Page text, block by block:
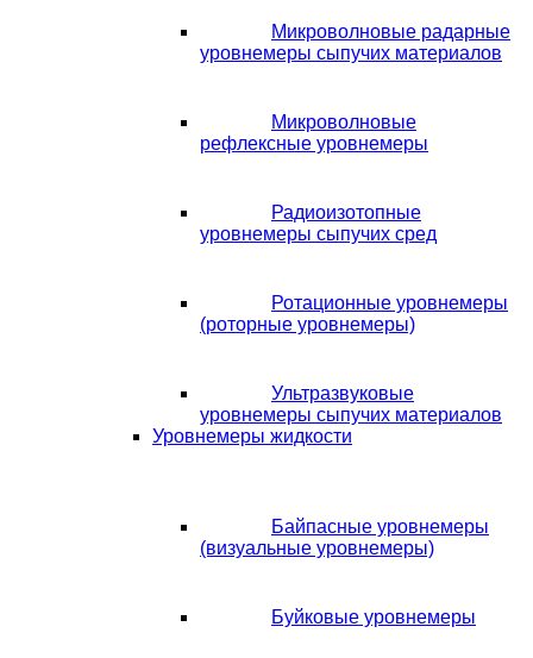
Микроволновые радарные
уровнемеры сыпучих материалов
Микроволновые
рефлексные уровнемеры
Радиоизотопные
уровнемеры сыпучих сред
Ротационные уровнемеры
(роторные уровнемеры)
Ультразвуковые
уровнемеры сыпучих материалов
Уровнемеры жидкости
Байпасные уровнемеры
(визуальные уровнемеры)
Буйковые уровнемеры